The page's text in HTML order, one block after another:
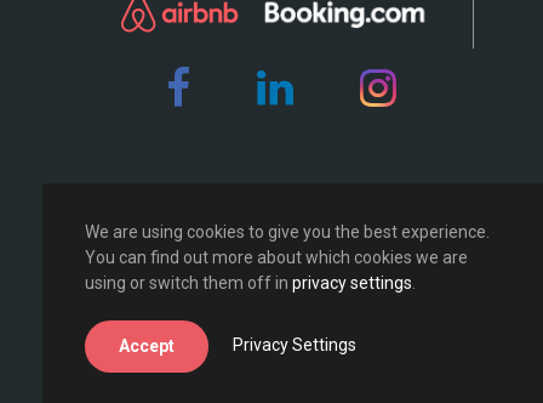
We are using cookies to give you the best experience.
You can find out more about which cookies we are
using or switch them off in privacy settings
Accept Privacy Settings